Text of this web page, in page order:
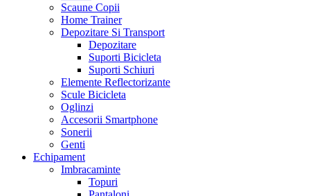
Scaune Copii
Home Trainer
Depozitare Si Transport
Depozitare
Suporti Bicicleta
Suporti Schiuri
Elemente Reflectorizante
Scule Bicicleta
Oglinzi
Accesorii Smartphone
Sonerii
Genti
Echipament
Imbracaminte
Topuri